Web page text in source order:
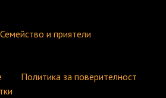
Семейство и приятели
Политика за поверителност